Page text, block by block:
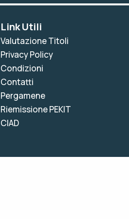
Link Utili
Valutazione Titoli
Privacy Policy
Condizioni
Contatti
Pergamene
Riemissione PEKIT
CIAD